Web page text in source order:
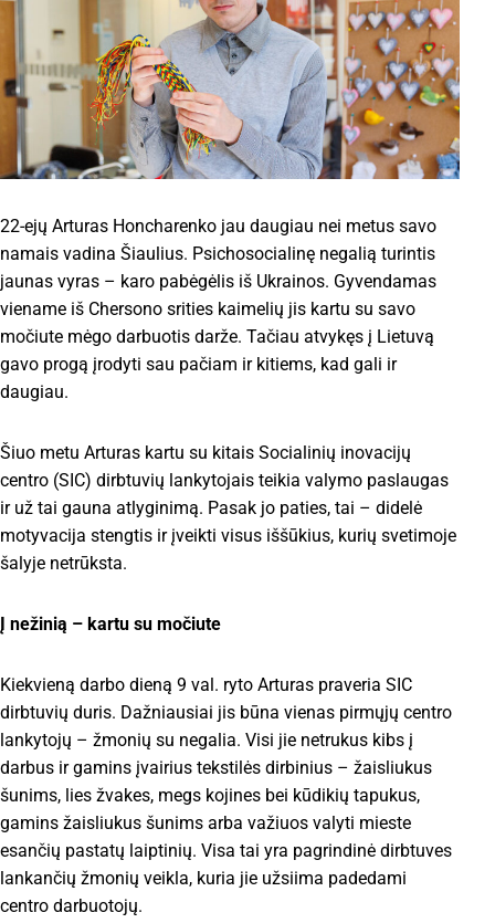
22-ejų Arturas Honcharenko jau daugiau nei metus savo
namais vadina Šiaulius. Psichosocialinę negalią turintis
jaunas vyras – karo pabėgėlis iš Ukrainos. Gyvendamas
viename iš Chersono srities kaimelių jis kartu su savo
močiute mėgo darbuotis darže. Tačiau atvykęs į Lietuvą
gavo progą įrodyti sau pačiam ir kitiems, kad gali ir
daugiau.
Šiuo metu Arturas kartu su kitais Socialinių inovacijų
centro (SIC) dirbtuvių lankytojais teikia valymo paslaugas
ir už tai gauna atlyginimą. Pasak jo paties, tai – didelė
motyvacija stengtis ir įveikti visus iššūkius, kurių svetimoje
šalyje netrūksta.
Į nežinią – kartu su močiute
Kiekvieną darbo dieną 9 val. ryto Arturas praveria SIC
dirbtuvių duris. Dažniausiai jis būna vienas pirmųjų centro
lankytojų – žmonių su negalia. Visi jie netrukus kibs į
darbus ir gamins įvairius tekstilės dirbinius – žaisliukus
šunims, lies žvakes, megs kojines bei kūdikių tapukus,
gamins žaisliukus šunims arba važiuos valyti mieste
esančių pastatų laiptinių. Visa tai yra pagrindinė dirbtuves
lankančių žmonių veikla, kuria jie užsiima padedami
centro darbuotojų.